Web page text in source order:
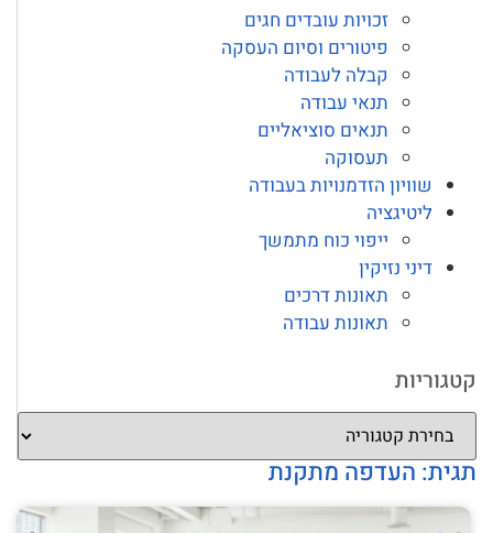
זכויות עובדים חגים
פיטורים וסיום העסקה
קבלה לעבודה
תנאי עבודה
תנאים סוציאליים
תעסוקה
שוויון הזדמנויות בעבודה
ליטיגציה
ייפוי כוח מתמשך
דיני נזיקין
תאונות דרכים
תאונות עבודה
קטגוריות
תגית: העדפה מתקנת